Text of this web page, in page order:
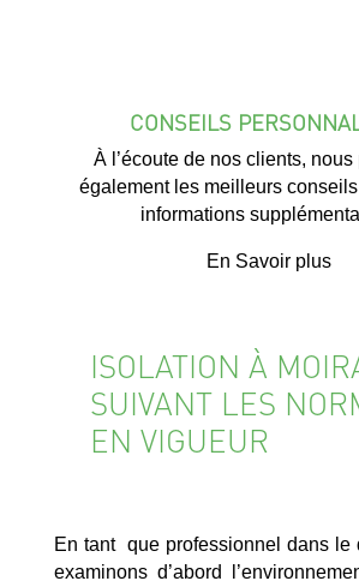
CONSEILS
À l’écoute de nos clients,
également les meilleurs
informations
En Savoir plus
ISOLATION À
SUIVANT LES
EN VIGUEUR
En tant que professionnel dans le
examinons d’abord